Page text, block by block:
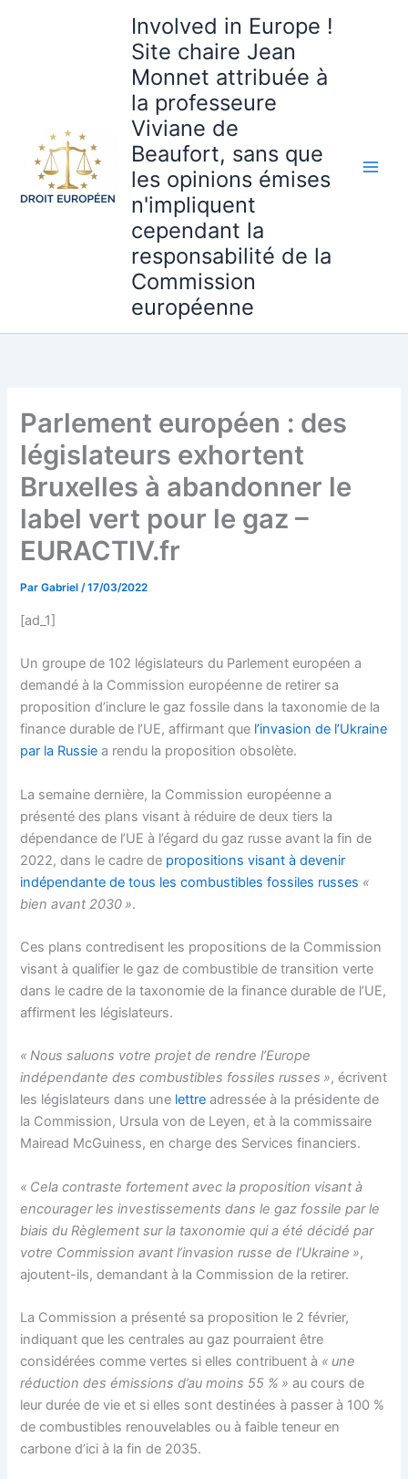
Involved in Europe !
Site chaire Jean
Monnet attribuée à
la professeure
Viviane de
Beaufort, sans que
les opinions émises
n'impliquent
cependant la
responsabilité de la
Commission
européenne
Parlement européen : des
législateurs exhortent
Bruxelles à abandonner le
label vert pour le gaz –
EURACTIV.fr
ParGabriel/17/03/2022
[ad_1]
Un groupe de 102 législateurs du Parlement européen a
demandé à la Commission européenne de retirer sa
proposition d’inclure le gaz fossile dans la taxonomie de la
finance durable de l’UE, affirmant que l’invasion de l’Ukraine
par la Russie a rendu la proposition obsolète.
La semaine dernière, la Commission européenne a
présenté des plans visant à réduire de deux tiers la
dépendance de l’UE à l’égard du gaz russe avant la fin de
2022, dans le cadre de propositions visant à devenir
indépendante de tous les combustibles fossiles russes «
bien avant 2030 ».
Ces plans contredisent les propositions de la Commission
visant à qualifier le gaz de combustible de transition verte
dans le cadre de la taxonomie de la finance durable de l’UE,
affirment les législateurs.
« Nous saluons votre projet de rendre l’Europe
indépendante des combustibles fossiles russes », écrivent
les législateurs dans une lettre adressée à la présidente de
la Commission, Ursula von de Leyen, et à la commissaire
Mairead McGuiness, en charge des Services financiers.
« Cela contraste fortement avec la proposition visant à
encourager les investissements dans le gaz fossile par le
biais du Règlement sur la taxonomie qui a été décidé par
votre Commission avant l’invasion russe de l’Ukraine »,
ajoutent-ils, demandant à la Commission de la retirer.
La Commission a présenté sa proposition le 2 février,
indiquant que les centrales au gaz pourraient être
considérées comme vertes si elles contribuent à « une
réduction des émissions d’au moins 55 % » au cours de
leur durée de vie et si elles sont destinées à passer à 100 %
de combustibles renouvelables ou à faible teneur en
carbone d’ici à la fin de 2035.